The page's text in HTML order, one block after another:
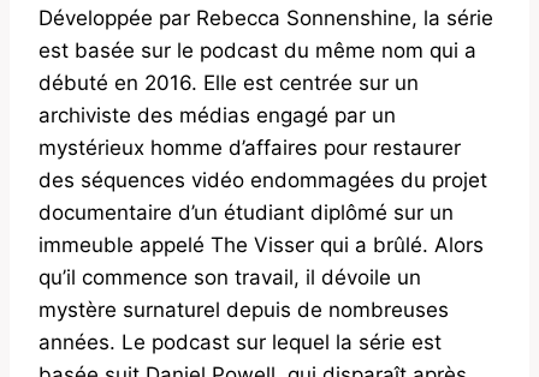
Développée par Rebecca Sonnenshine, la série
est basée sur le podcast du même nom qui a
débuté en 2016. Elle est centrée sur un
archiviste des médias engagé par un
mystérieux homme d’affaires pour restaurer
des séquences vidéo endommagées du projet
documentaire d’un étudiant diplômé sur un
immeuble appelé The Visser qui a brûlé. Alors
qu’il commence son travail, il dévoile un
mystère surnaturel depuis de nombreuses
années. Le podcast sur lequel la série est